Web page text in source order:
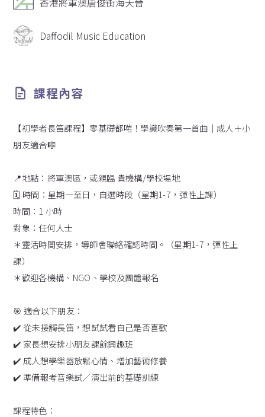
時
間
Daffodil Music Education
課程內容
【初學者長笛課程】零基礎都啱！學識吹奏第一首曲｜成人＋小
朋友適合🎼
📍地點：將軍澳區，或親臨 貴機構/學校場地
🗓️ 時間：星期一至日，自選時段（星期1-7，彈性上課）
時間：1 小時
對象：任何人士
＊靈活時間安排，導師會聯絡確認時間。（星期1-7，彈性上
課）
＊歡迎各機構、NGO、學校及團體報名
🎯 適合以下朋友：
✔️ 從未接觸長笛，想試試看自己是否喜歡
✔️ 家長想安排小朋友課餘興趣班
✔️ 成人想學樂器放鬆心情、增加藝術修養
✔️ 準備報考音樂試／演出前的基礎訓練
課程特色：